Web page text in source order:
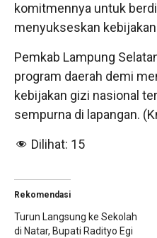
komitmennya untuk
menyukseskan kebijakan
Pemkab Lampung
program daerah demi
kebijakan gizi nasional
sempurna di lapangan.
Dilihat: 15
Rekomendasi
Turun Langsung ke Sekolah
di Natar, Bupati Radityo Egi